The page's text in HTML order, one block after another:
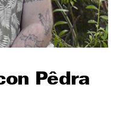
Pêdra